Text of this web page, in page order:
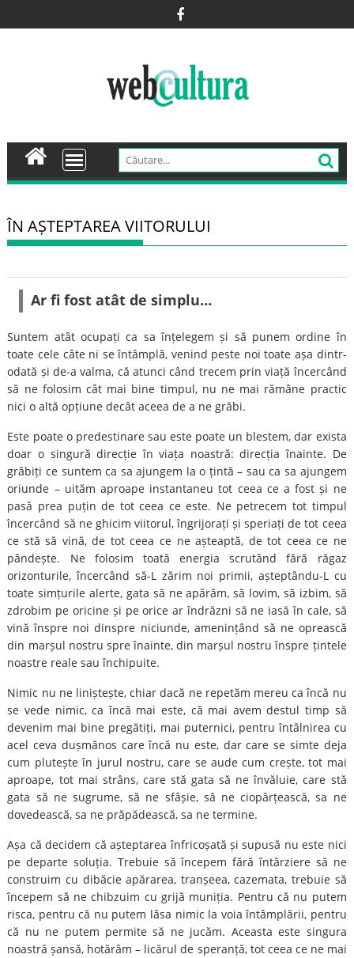
to
ÎN AȘTEPTAREA VIITORULUI
Ar fi fost atât de simplu…
Suntem atât ocupați ca sa înțelegem și să punem ordine în
toate cele câte ni se întâmplă, venind peste noi toate așa dintr-
odată și de-a valma, că atunci când trecem prin viață încercând
să ne folosim cât mai bine timpul, nu ne mai rămâne practic
nici o altă opțiune decât aceea de a ne grăbi.
Este poate o predestinare sau este poate un blestem, dar exista
doar o singură direcție în viața noastră: direcția înainte. De
grăbiți ce suntem ca sa ajungem la o țintă – sau ca sa ajungem
oriunde – uităm aproape instantaneu tot ceea ce a fost și ne
pasă prea puțin de tot ceea ce este. Ne petrecem tot timpul
încercând să ne ghicim viitorul, îngrijorați și speriați de tot ceea
ce stă să vină, de tot ceea ce ne așteaptă, de tot ceea ce ne
pândește. Ne folosim toată energia scrutând fără răgaz
orizonturile, încercând să-L zărim noi primii, așteptându-L cu
toate simțurile alerte, gata să ne apărăm, să lovim, să izbim, să
zdrobim pe oricine și pe orice ar îndrăzni să ne iasă în cale, să
vină înspre noi dinspre niciunde, amenințând să ne oprească
din marșul nostru spre înainte, din marșul nostru înspre țintele
noastre reale sau închipuite.
Nimic nu ne liniștește, chiar dacă ne repetăm mereu ca încă nu
se vede nimic, ca încă mai este, că mai avem destul timp să
devenim mai bine pregătiți, mai puternici, pentru întâlnirea cu
acel ceva dușmănos care încă nu este, dar care se simte deja
cum plutește în jurul nostru, care se aude cum crește, tot mai
aproape, tot mai strâns, care stă gata să ne învăluie, care stă
gata să ne sugrume, să ne sfâșie, să ne ciopârțească, sa ne
dovedească, sa ne prăpădească, sa ne termine.
Așa că decidem că așteptarea înfricoșată și supusă nu este nici
pe departe soluția. Trebuie să începem fără întârziere să ne
construim cu dibăcie apărarea, tranșeea, cazemata, trebuie să
începem să ne chibzuim cu grijă muniția. Pentru că nu putem
risca, pentru că nu putem lăsa nimic la voia întâmplării, pentru
că nu ne putem permite să ne jucăm. Aceasta este singura
noastră șansă, hotărâm – licărul de speranță, tot ceea ce ne mai